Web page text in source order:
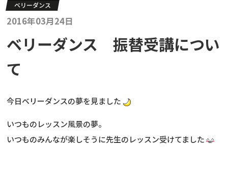
ベリーダンス
2016年03月24日
ベリーダンス 振替受講につい
て
今日ベリーダンスの夢を見ました
いつものレッスン風景の夢。
いつものみんなが楽しそうに先生のレッスン受けてました